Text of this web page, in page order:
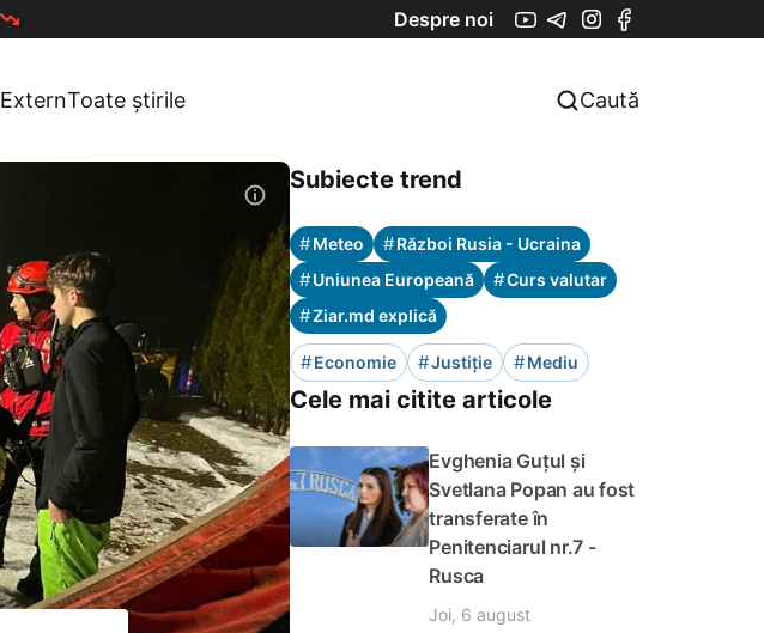
Despre noi
ExternToate știrile Caută
Subiecte trend
#Meteo #Război Rusia - Ucraina
#Uniunea Europeană #Curs valutar
#Ziar.md explică
#Economie #Justiție #Mediu
Cele mai citite articole
Evghenia Guțul și
Svetlana Popan au fost
transferate în
Penitenciarul nr.7 -
Rusca
Joi, 6 august